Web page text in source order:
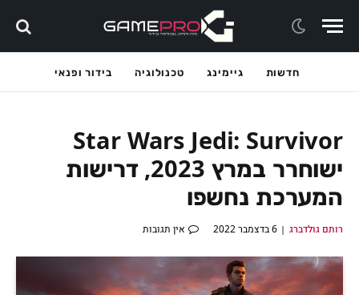
חדשות גיימינג טכנולוגיה בידור ופנאי
Star Wars Jedi: Survivor
ישוחרר במרץ 2023, דרישות
המערכת נחשפו
רותם גולדברג 6 בדצמבר 2022 אין תגובות